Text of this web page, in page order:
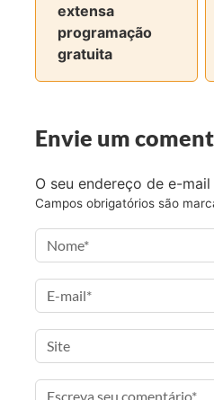
extensa
programação
gratuita
Envie um
O seu endereço de e-
Campos obrigatórios são